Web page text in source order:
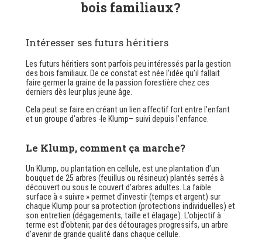
bois familiaux?
Intéresser ses futurs héritiers
Les futurs héritiers sont parfois peu intéressés par la gestion
des bois familiaux. De ce constat est née l’idée qu’il fallait
faire germer la graine de la passion forestière chez ces
derniers dès leur plus jeune âge.
Cela peut se faire en créant un lien affectif fort entre l’enfant
et un groupe d’arbres -le Klump– suivi depuis l’enfance.
Le Klump, comment ça marche?
Un Klump, ou plantation en cellule, est une plantation d’un
bouquet de 25 arbres (feuillus ou résineux) plantés serrés à
découvert ou sous le couvert d’arbres adultes. La faible
surface à « suivre » permet d’investir (temps et argent) sur
chaque Klump pour sa protection (protections individuelles) et
son entretien (dégagements, taille et élagage). L’objectif à
terme est d’obtenir, par des détourages progressifs, un arbre
d’avenir de grande qualité dans chaque cellule.